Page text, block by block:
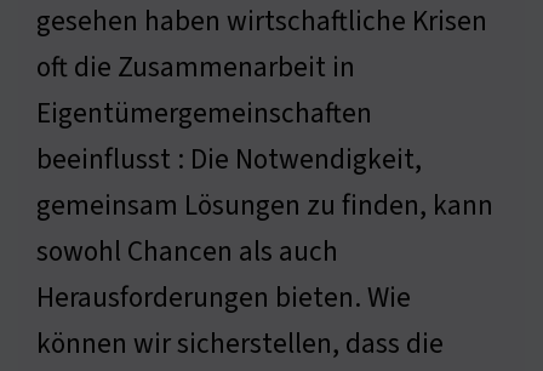
gesehen haben wirtschaftliche Krisen
oft die Zusammenarbeit in
Eigentümergemeinschaften
beeinflusst : Die Notwendigkeit,
gemeinsam Lösungen zu finden, kann
sowohl Chancen als auch
Herausforderungen bieten. Wie
können wir sicherstellen, dass die